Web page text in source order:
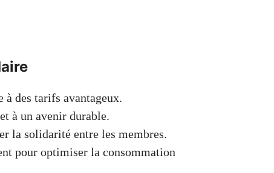
à des tarifs avantageux.
à un avenir durable.
la solidarité entre les membres.
pour optimiser la consommation